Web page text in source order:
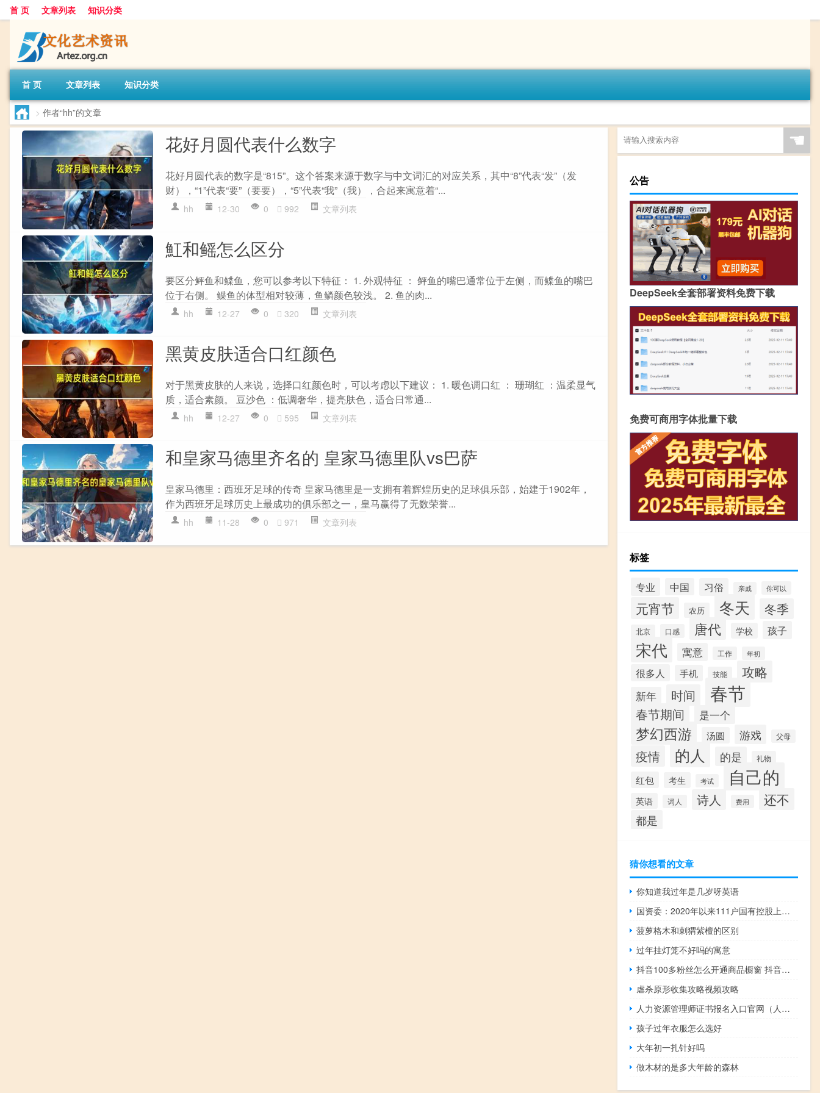
首 页 文章列表 知识分类
首 页 文章列表 知识分类
> 作者“hh”的文章
花好月圆代表什么数字
花好月圆代表的数字是“815”。这个答案来源于数字与中文词汇的对应关系，其中“8”代表“发”（发
财），“1”代表“要”（要要），“5”代表“我”（我），合起来寓意着“...
hh 12-30 0 992 文章列表
魟和鳐怎么区分
要区分鲆鱼和鲽鱼，您可以参考以下特征： 1. 外观特征 ： 鲆鱼的嘴巴通常位于左侧，而鲽鱼的嘴巴
位于右侧。 鲽鱼的体型相对较薄，鱼鳞颜色较浅。 2. 鱼的肉...
hh 12-27 0 320 文章列表
黑黄皮肤适合口红颜色
对于黑黄皮肤的人来说，选择口红颜色时，可以考虑以下建议： 1. 暖色调口红 ： 珊瑚红 ：温柔显气
质，适合素颜。 豆沙色 ：低调奢华，提亮肤色，适合日常通...
hh 12-27 0 595 文章列表
和皇家马德里齐名的 皇家马德里队vs巴萨
皇家马德里：西班牙足球的传奇 皇家马德里是一支拥有着辉煌历史的足球俱乐部，始建于1902年，
作为西班牙足球历史上最成功的俱乐部之一，皇马赢得了无数荣誉...
hh 11-28 0 971 文章列表
☚
公告
DeepSeek全套部署资料免费下载
免费可商用字体批量下载
标签
专业 中国 习俗 亲戚 你可以
元宵节 农历 冬天 冬季
北京 口感 唐代 学校 孩子
宋代 寓意 工作 年初
很多人 手机 技能 攻略
新年 时间 春节
春节期间 是一个
梦幻西游 汤圆 游戏 父母
疫情 的人 的是 礼物
红包 考生 考试 自己的
英语 词人 诗人 费用 还不
都是
猜你想看的文章
你知道我过年是几岁呀英语
国资委：2020年以来111户国有控股上市公司引入持股比例5%以上的战略投资者
菠萝格木和刺猬紫檀的区别
过年挂灯笼不好吗的寓意
抖音100多粉丝怎么开通商品橱窗 抖音在哪里买1000粉
虐杀原形收集攻略视频攻略
人力资源管理师证书报名入口官网（人力资源管理师证）
孩子过年衣服怎么选好
大年初一扎针好吗
做木材的是多大年龄的森林